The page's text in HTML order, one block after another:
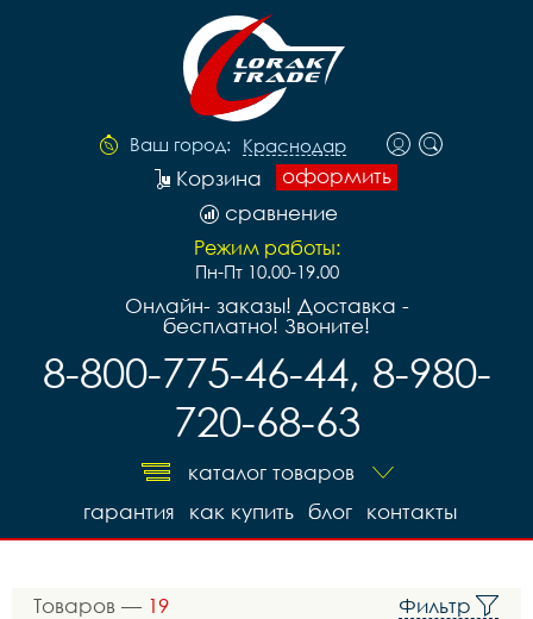
Ваш город: Краснодар
оформить
Корзина
сравнение
Режим работы:
Пн-Пт 10.00-19.00
Онлайн- заказы! Доставка -
бесплатно! Звоните!
8-800-775-46-44, 8-980-
720-68-63
каталог товаров
контакты
блог
как купить
гарантия
Товаров — 19 Фильтр